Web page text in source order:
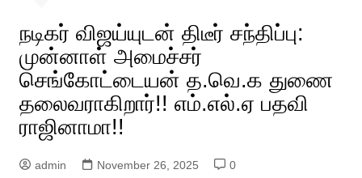
நடிகர் விஜய்யுடன் திடீர் சந்திப்பு:
முன்னாள் அமைச்சர்
செங்கோட்டையன் த.வெ.க துணை
தலைவராகிறார்!! எம்.எல்.ஏ பதவி
ராஜினாமா!!
admin November 26, 2025
0